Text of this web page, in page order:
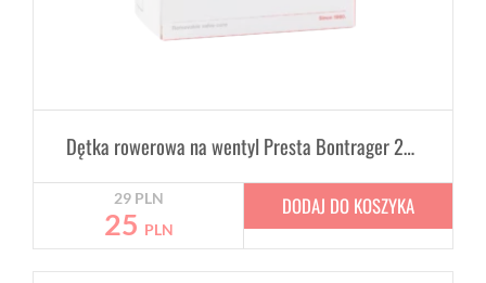
Dętka rowerowa na wentyl Presta Bontrager 29" x 2.0-2.4" 48mm
29 PLN
25 PLN
DODAJ DO KOSZYKA